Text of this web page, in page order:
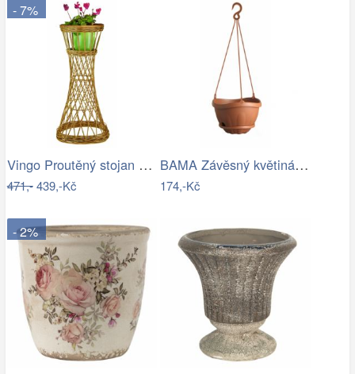
- 7%
Vingo Proutěný stojan na květiny…
471,-439,-Kč
BAMA Závěsný květináč s miskou GONDOLA…
174,-Kč
- 2%